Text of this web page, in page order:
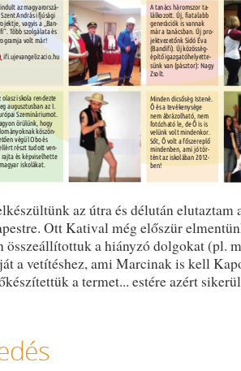
az útra és délután elutaztam
Ott Katival még előszür
összeállítottuk a hiányzó dolgokat (pl.
a vetítéshez, ami Marcinak is kell
a termet... estére azért